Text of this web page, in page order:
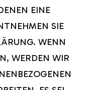
EINE
SIE
WENN
WERDEN WIR